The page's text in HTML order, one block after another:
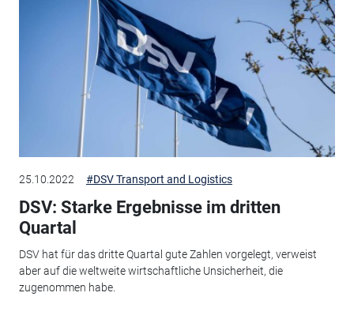
25.10.2022 #DSV Transport and Logistics
DSV: Starke Ergebnisse im dritten
Quartal
DSV hat für das dritte Quartal gute Zahlen vorgelegt, verweist
aber auf die weltweite wirtschaftliche Unsicherheit, die
zugenommen habe.